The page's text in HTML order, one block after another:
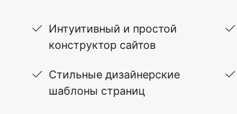
Интуитивный и простой
конструктор сайтов
Стильные дизайнерские
шаблоны страниц